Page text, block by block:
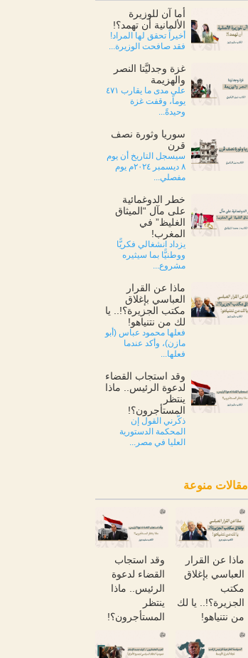
أما آن للوزيرة
الألمانية أن تهمد؟!
أخيراً تحقق لها المراد!
فقد صافحت الوزيرة...
غزة وجدليَّتا النصر
والهزيمة
على مدى ما يقارب ٤٧١
يوماً، وقفت غزة
وحيدةً...
سوريا وثورة نصف
قرن
سيسجل التاريخ أن يوم
٨ ديسمبر ٢٠٢٤م يوم
مفصلي...
خطر الدوغمائية
على مآل “الميثاق
الغليظ” في
المغرب!
يزداد انشغالي فكريًّا
ووطنيًّا بما سيثيره
مشروع...
ماذا عن القرار
العباسي بإغلاق
مكتب الجزيرة؟!.. يا
لك من نتنياهو!
فعلها محمود عباس (أبو
مازن)، وأكد عندما
فعلها...
وقد استجاب القضاء
لدعوة الرئيس.. ماذا
ينتظر
المستأجرون؟!
ذكّرني القول إن
المحكمة الدستورية
العليا في مصر...
مقالات منوعة
ماذا عن القرار
العباسي بإغلاق
مكتب
الجزيرة؟!.. يا لك
من نتنياهو!
وقد استجاب
القضاء لدعوة
الرئيس.. ماذا
ينتظر
المستأجرون؟!